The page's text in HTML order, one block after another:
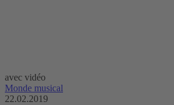
avec vidéo
Monde musical
22.02.2019